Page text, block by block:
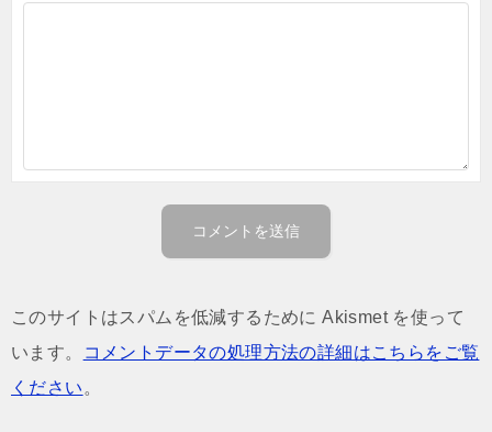
このサイトはスパムを低減するために Akismet を使って
います。
コメントデータの処理方法の詳細はこちらをご覧
ください 。